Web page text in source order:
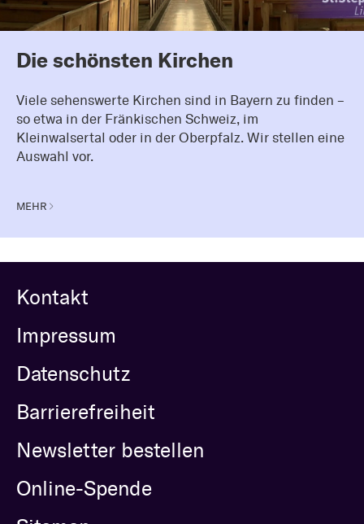
Die schönsten Kirchen
Viele sehenswerte Kirchen sind in Bayern zu finden –
so etwa in der Fränkischen Schweiz, im
Kleinwalsertal oder in der Oberpfalz. Wir stellen eine
Auswahl vor.
MEHR
Kontakt
Impressum
Datenschutz
Barrierefreiheit
Newsletter bestellen
Online-Spende